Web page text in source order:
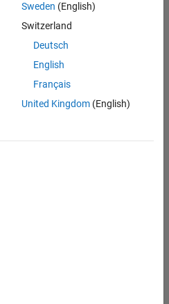
Sweden (English)
Switzerland
Deutsch
English
Français
United Kingdom(English)